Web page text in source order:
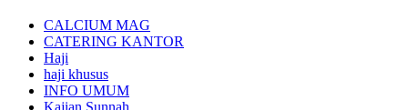
CALCIUM MAG
CATERING KANTOR
Haji
haji khusus
INFO UMUM
Kajian Sunnah